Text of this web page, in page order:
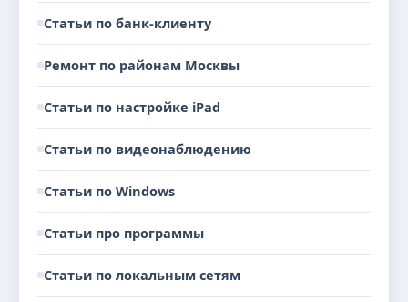
Статьи по банк-клиенту
Ремонт по районам Москвы
Статьи по настройке iPad
Статьи по видеонаблюдению
Статьи по Windows
Статьи про программы
Статьи по локальным сетям